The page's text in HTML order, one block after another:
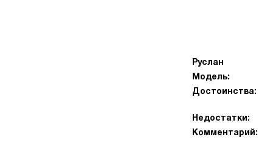
Руслан
Модель:
Достоинства:
Недостатки:
Комментарий: